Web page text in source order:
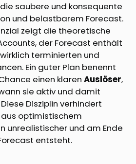
saubere und konsequente
und belastbarem Forecast.
zeigt die theoretische
der Forecast enthält
terminierten und
Ein guter Plan benennt
einen klaren Auslöser,
sie aktiv und damit
Disziplin verhindert
optimistischem
unrealistischer und am Ende
entsteht.